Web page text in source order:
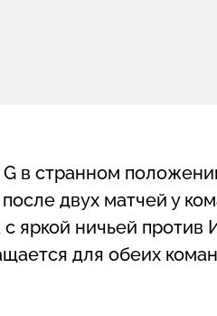
в странном
двух матчей у
яркой ничьей против
для обеих